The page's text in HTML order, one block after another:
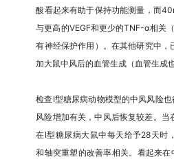
酸看起来有助于保持功能测量，而
与更高的VEGF和更少的TNF-α相关
有神经保护作用）。在其他研究中
加大鼠中风后的血管生成（血管生成
检查I型糖尿病动物模型的中风风险
风险增加有关，中风后恢复较差。
在I型糖尿病大鼠中每天给予28天时
和轴突重塑的改善率相关。看起来